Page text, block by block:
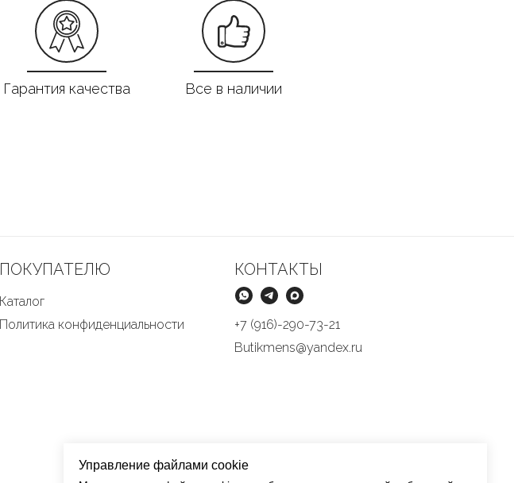
Гарантия качества Все в наличии
ПОКУПАТЕЛЮ
Каталог
Политика конфиденциальности
КОНТАКТЫ
Butikmens@yandex.ru
+7 (916)-290-73-21
Управление файлами cookie